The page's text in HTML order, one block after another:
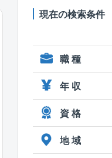
現在の検索条件
職 種
年 収
資 格
地 域